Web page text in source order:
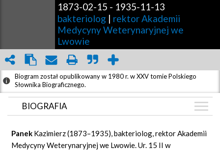
1873-02-15 - 1935-11-13
bakteriolog | rektor Akademii
Medycyny Weterynaryjnej we
Lwowie
Biogram został opublikowany w 1980 r. w XXV tomie Polskiego
Słownika Biograficznego.
BIOGRAFIA
ZDJĘCIA (5)
Panek Kazimierz (1873–1935), bakteriolog, rektor Akademii
Medycyny Weterynaryjnej we Lwowie. Ur. 15 II w